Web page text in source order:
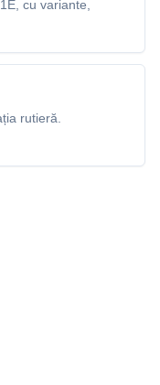
cu variante,
rutieră.